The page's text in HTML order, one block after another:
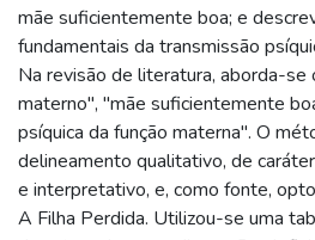
mãe suficientemente boa; e
fundamentais da transmissão
Na revisão de literatura, aborda-
materno", "mãe suficientemente
psíquica da função materna". O
delineamento qualitativo, de
e interpretativo, e, como fonte,
A Filha Perdida. Utilizou-se uma